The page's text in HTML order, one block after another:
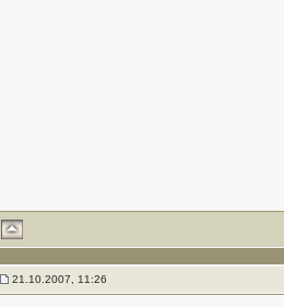
21.10.2007, 11:26